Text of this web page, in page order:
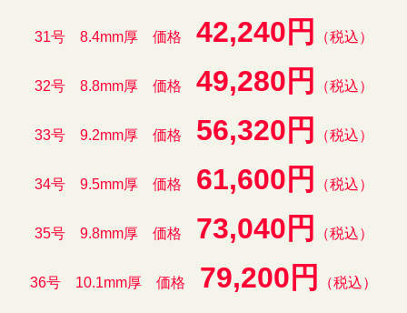
31号 8.4mm厚 価格 42,240円 （税込）
32号 8.8mm厚 価格 49,280円 （税込）
33号 9.2mm厚 価格 56,320円 （税込）
34号 9.5mm厚 価格 61,600円 （税込）
35号 9.8mm厚 価格 73,040円 （税込）
36号 10.1mm厚 価格 79,200円 （税込）